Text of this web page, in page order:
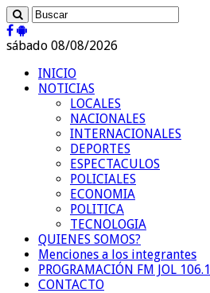
sábado 08/08/2026
INICIO
NOTICIAS
LOCALES
NACIONALES
INTERNACIONALES
DEPORTES
ESPECTACULOS
POLICIALES
ECONOMIA
POLITICA
TECNOLOGIA
QUIENES SOMOS?
Menciones a los integrantes
PROGRAMACIÓN FM JOL 106.1
CONTACTO